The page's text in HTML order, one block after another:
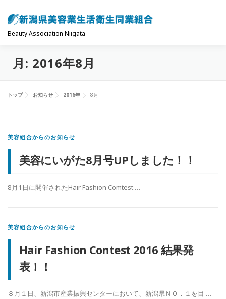
ン
Beauty Association Niigata
トップ 組合について
月: 2016年8月
トップ お知らせ 2016年 8月
美容組合からのお知らせ
美容にいがた8月号UPしました！！
8月1日に開催されたHair Fashion Comtest …
美容組合からのお知らせ
Hair Fashion Contest 2016 結果発
表！！
８月１日、新潟市産業振興センターにおいて、新潟県ＮＯ．１を目 …